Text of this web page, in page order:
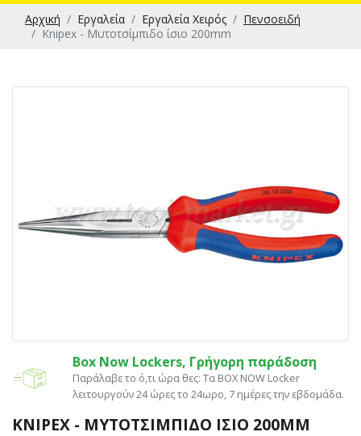
Αρχική Εργαλεία Εργαλεία Χειρός
Πενσοειδή
Knipex - Μυτοτσίμπιδο ίσιο 200mm
Box Now Lockers, Γρήγορη παράδοση
Παράλαβε το ό,τι ώρα θες: Tα ΒΟΧ ΝΟW Locker
λειτουργούν 24 ώρες το 24ωρο, 7 ημέρες την εβδομάδα.
KNIPEX - ΜΥΤΟΤΣΊΜΠΙΔΟ ΊΣΙΟ 200MM